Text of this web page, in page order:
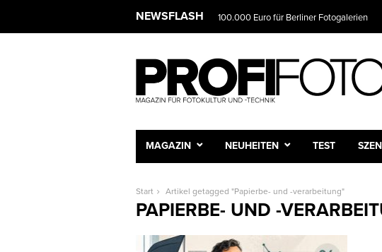
NEWSFLASH 100.000 Euro für Berliner Fotogalerien
MAGAZIN NEUHEITEN TEST
Start Artikel getagged "Papierbe- und -verarbeitung"
PAPIERBE- UND -